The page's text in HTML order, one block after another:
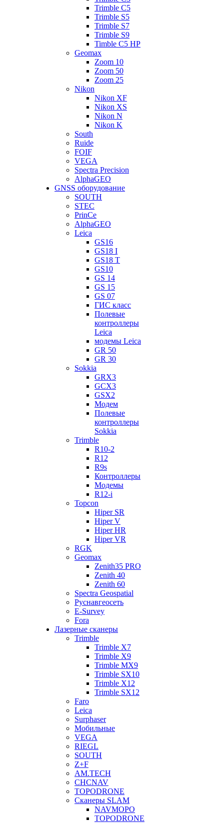
Trimble C5
Trimble S5
Trimble S7
Trimble S9
Timble C5 HP
Geomax
Zoom 10
Zoom 50
Zoom 25
Nikon
Nikon XF
Nikon XS
Nikon N
Nikon K
South
Ruide
FOIF
VEGA
Spectra Precision
AlphaGEO
GNSS оборудование
SOUTH
STEC
PrinCe
AlphaGEO
Leica
GS16
GS18 I
GS18 T
GS10
GS 14
GS 15
GS 07
ГИС класс
Полевые
контроллеры
Leica
модемы Leica
GR 50
GR 30
Sokkia
GRX3
GCX3
GSX2
Модем
Полевые
контроллеры
Sokkia
Trimble
R10-2
R12
R9s
Контроллеры
Модемы
R12-i
Topcon
Hiper SR
Hiper V
Hiper HR
Hiper VR
RGK
Geomax
Zenith35 PRO
Zenith 40
Zenith 60
Spectra Geospatial
Руснавгеосеть
E-Survey
Fora
Лазерные сканеры
Trimble
Trimble X7
Trimble X9
Trimble MX9
Trimble SX10
Trimble X12
Trimble SX12
Faro
Leica
Surphaser
Мобильные
VEGA
RIEGL
SOUTH
Z+F
AM.TECH
CHCNAV
TOPODRONE
Сканеры SLAM
NAVMOPO
TOPODRONE